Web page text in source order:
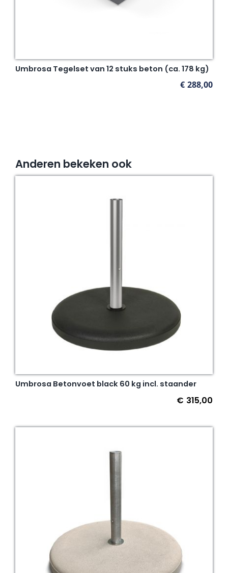
Umbrosa Tegelset van 12 stuks beton (ca. 178 kg)
€ 288,00
Anderen bekeken ook
Umbrosa Betonvoet black 60 kg incl. staander
€ 315,00